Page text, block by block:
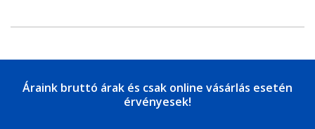
Áraink bruttó árak és csak online vásárlás esetén
érvényesek!